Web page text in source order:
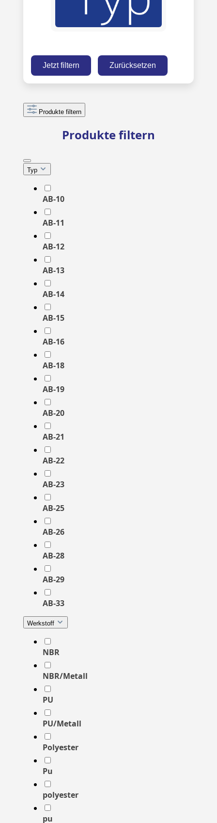
Jetzt filtern Zurücksetzen
Produkte filtern
Produkte filtern
Typ
AB-10
AB-11
AB-12
AB-13
AB-14
AB-15
AB-16
AB-18
AB-19
AB-20
AB-21
AB-22
AB-23
AB-25
AB-26
AB-28
AB-29
AB-33
Werkstoff
NBR
NBR/Metall
PU
PU/Metall
Polyester
Pu
polyester
pu